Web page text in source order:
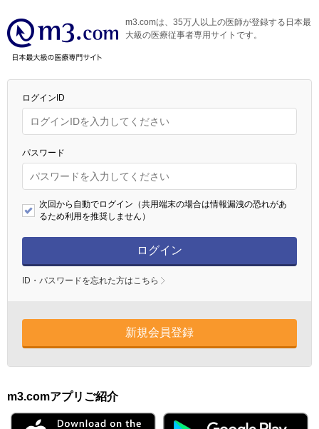
m3.comは、35万人以上の医師が登録する日本最
大級の医療従事者専用サイトです。
ログインID
パスワード
次回から自動でログイン（共用端末の場合は情報漏洩の恐れがあ
るため利用を推奨しません）
ログイン
ID・パスワードを忘れた方はこちら
新規会員登録
m3.comアプリご紹介